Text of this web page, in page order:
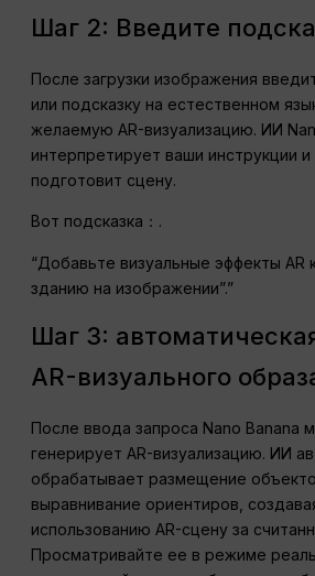
Шаг 2: Введите
После загрузки изображения
или подсказку на естественном
желаемую AR-визуализацию. ИИ
интерпретирует ваши инструкции и
подготовит сцену.
Вот подсказка：.
“Добавьте визуальные эффекты AR
зданию на изображении”.”
Шаг 3:
AR-визуального
После ввода запроса Nano Banana
генерирует AR-визуализацию. ИИ
обрабатывает размещение
выравнивание ориентиров,
использованию AR-сцену за
Просматривайте ее в режиме